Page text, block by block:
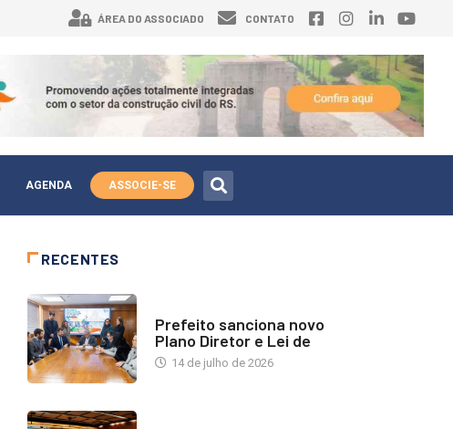
ÁREA DO ASSOCIADO CONTATO
AGENDA ASSOCIE-SE
RECENTES
Prefeito sanciona novo
Plano Diretor e Lei de
14 de julho de 2026